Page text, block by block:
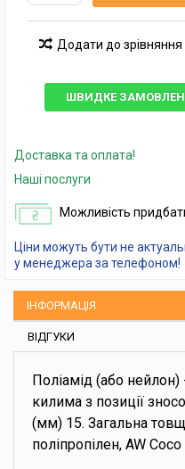
Додати до зрівняння
ШВИДКЕ
Доставка та оплата!
Наші послуги
Можливість
Ціни можуть бути не
у менеджера за телефоном!
ІНФОРМАЦІЯ
ВІДГУКИ
Поліамід (або нейлон)
килима з позиції
(мм) 15. Загальна
поліпропілен, AW